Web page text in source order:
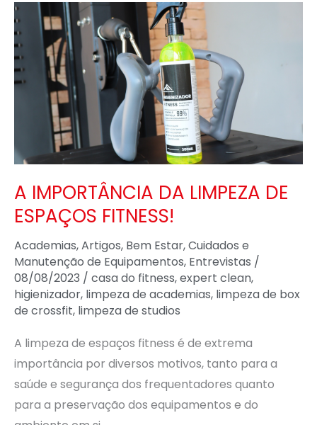
A IMPORTÂNCIA DA LIMPEZA DE
ESPAÇOS FITNESS!
Academias,Artigos, Bem Estar,Cuidados e
Manutenção de Equipamentos, Entrevistas /
08/08/2023 / casa do fitness,expert clean,
higienizador, limpeza de academias, limpeza de box
de crossfit, limpeza de studios
A limpeza de espaços fitness é de extrema
importância por diversos motivos, tanto para a
saúde e segurança dos frequentadores quanto
para a preservação dos equipamentos e do
A
IMPORTÂNCIA
DA
LIMPEZA
ESPAÇOS
FITNESS!